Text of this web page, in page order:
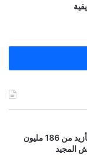
عامل إقليم صفرو يطلق ويدشن مشاريع تنموية بأزيد من 186 مليون
المجيد